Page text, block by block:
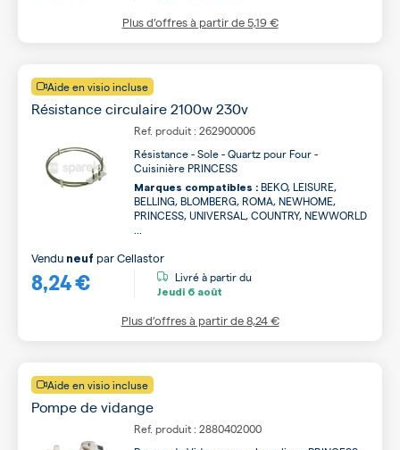
Plus d’offres à partir de5,19 €
Aide en visio incluse
Résistance circulaire 2100w 230v
Ref. produit : 262900006
Résistance - Sole - Quartz pour Four -
Cuisinière PRINCESS
Marques compatibles : BEKO, LEISURE,
BELLING, BLOMBERG, ROMA, NEWHOME,
PRINCESS, UNIVERSAL, COUNTRY, NEWWORLD
8,24 €
Vendu neuf parCellastor
Livré à partir du
Jeudi 6 août
Plus d’offres à partir de8,24 €
Aide en visio incluse
Pompe de vidange
Ref. produit : 2880402000